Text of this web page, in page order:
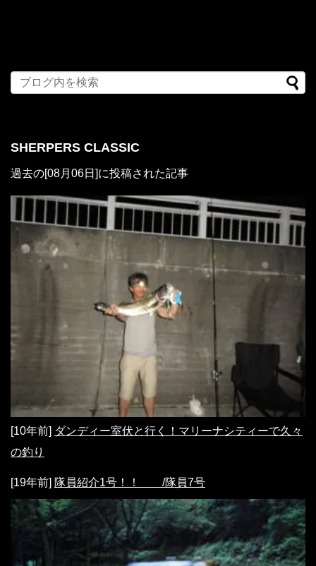
SHERPERS CLASSIC
過去の[08月06日]に投稿された記事
[10年前] ダンディー室伏と行く！マリーナシティーで久々
の釣り
[19年前] 隊員紹介1号！！ /隊員7号